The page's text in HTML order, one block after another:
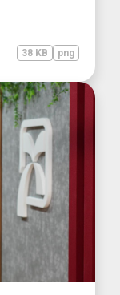
38 KB png